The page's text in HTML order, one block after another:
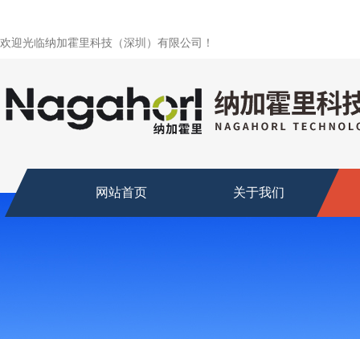
欢迎光临纳加霍里科技（深圳）有限公司！
网站首页 关于我们